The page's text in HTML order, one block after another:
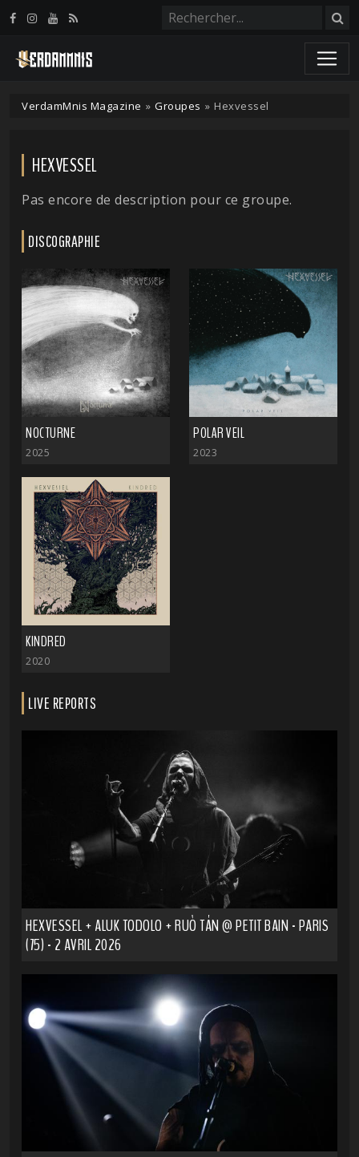
VerdamMnis Magazine » Groupes » Hexvessel
HEXVESSEL
Pas encore de description pour ce groupe.
DISCOGRAPHIE
NOCTURNE
2025
POLAR VEIL
2023
KINDRED
2020
LIVE REPORTS
HEXVESSEL + ALUK TODOLO + RUÒ TÁN @ PETIT BAIN - PARIS
(75) - 2 AVRIL 2026
Panneau de gestion des cookies